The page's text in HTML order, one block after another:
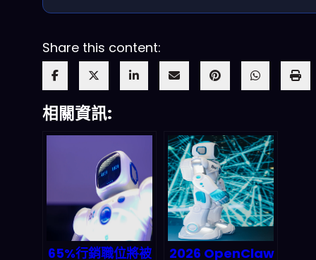
Share this content:
相關資訊:
65%行銷職位將被
2026 OpenClaw